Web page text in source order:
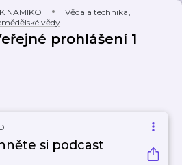
NAMIKO Věda a technika,
vědy
prohlášení 1
si podcast